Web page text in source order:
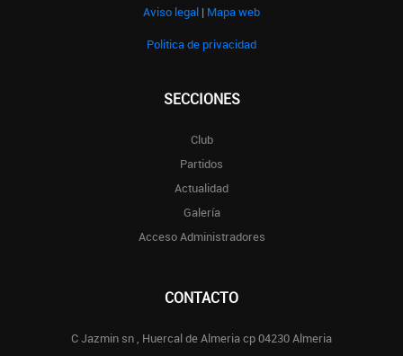
Aviso legal | Mapa web
Politica de privacidad
SECCIONES
Club
Partidos
Actualidad
Galería
Acceso Administradores
CONTACTO
C Jazmin sn , Huercal de Almeria cp 04230 Almeria